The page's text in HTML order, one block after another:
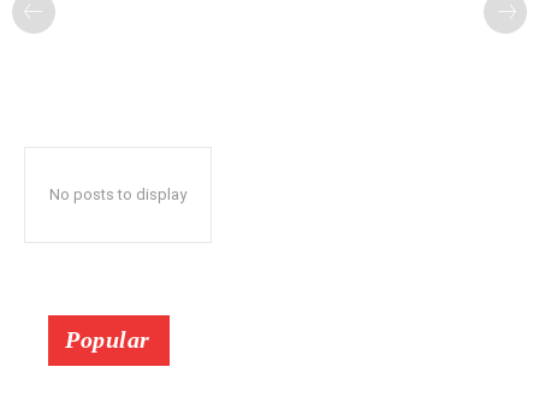
No posts to display
Popular